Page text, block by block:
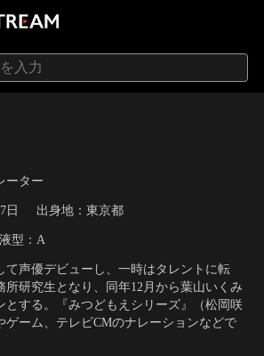
ーター
日 出身地：東京都
型：A
て声優デビューし、一時はタレントに転
所研究生となり、同年12月から葉山いくみ
とする。『みつどもえシリーズ』（松岡咲
ゲーム、テレビCMのナレーションなどで